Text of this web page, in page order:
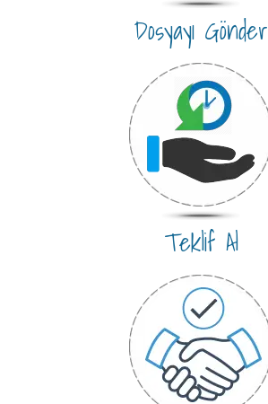
Dosyayı Gönder
Teklif Al